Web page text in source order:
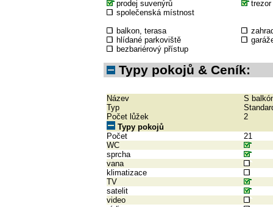
prodej suvenýrů
trezor
společenská místnost
balkon, terasa
hlídané parkoviště
bezbariérový přístup
Typy pokojů & Ceník:
Název
S
Typ
Počet lůžek
2
Typy pokojů
Počet
21
WC
sprcha
vana
klimatizace
TV
satelit
video